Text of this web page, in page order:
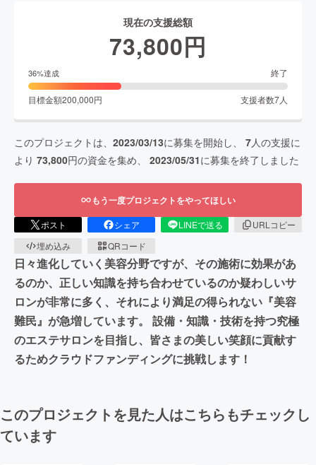
現在の支援総額
73,800円
36%達成 終了
目標金額200,000円 支援者数7人
このプロジェクトは、 2023/03/13に募集を開始し、 7人の支援に
より 73,800円の資金を集め、 2023/05/31に募集を終了しました
もう一度プロジェクトをやってほしい
ポスト シェア LINEで送る
URLコピー
埋め込み
QRコード
日々進化していく美容分野ですが、その施術に効果があ
るのか、正しい知識を持ち合わせているのか疑わしいサ
ロンが非常に多く、それにより満足の得られない『美容
難民』が急増しています。 設備・知識・技術を持つ究極
のエステサロンを目指し、皆さまの美しい笑顔に貢献す
るためクラウドファンディングに挑戦します！
このプロジェクトを見た人はこちらもチェックし
ています